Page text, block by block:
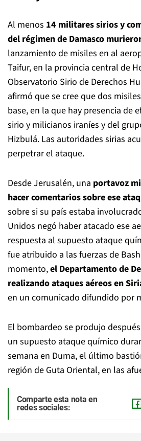
Al menos 14 militares sirios y
del régimen de Damasco
lanzamiento de misiles en al
Taifur, en la provincia central de
Observatorio Sirio de Derechos
afirmó que se cree que dos
base, en la que hay presencia de
sirio y milicianos iraníes y del
Hizbulá. Las autoridades sirias
perpetrar el ataque.
Desde Jerusalén, una portavoz
hacer comentarios sobre ese
sobre si su país estaba
Unidos negó haber atacado ese
respuesta al supuesto ataque
fue atribuido a las fuerzas de
momento,el Departamento de
realizando ataques aéreos en
en un comunicado difundido por
El bombardeo se produjo
un supuesto ataque químico
semana en Duma, el último
región de Guta Oriental, en las
Comparte esta nota en
redes sociales: